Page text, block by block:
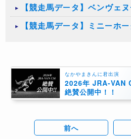
【競走馬データ】ベンヴェ
【競走馬データ】ミニーホー
なかやまきんに君出演
2026年 JRA-VAN
絶賛公開中！！
前へ